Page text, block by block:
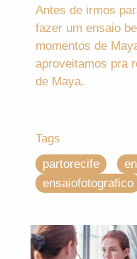
Antes de irmos
fazer um ensaio
momentos de
aproveitamos pra
de Maya.
Tags
partorecife
ensaiofotografico